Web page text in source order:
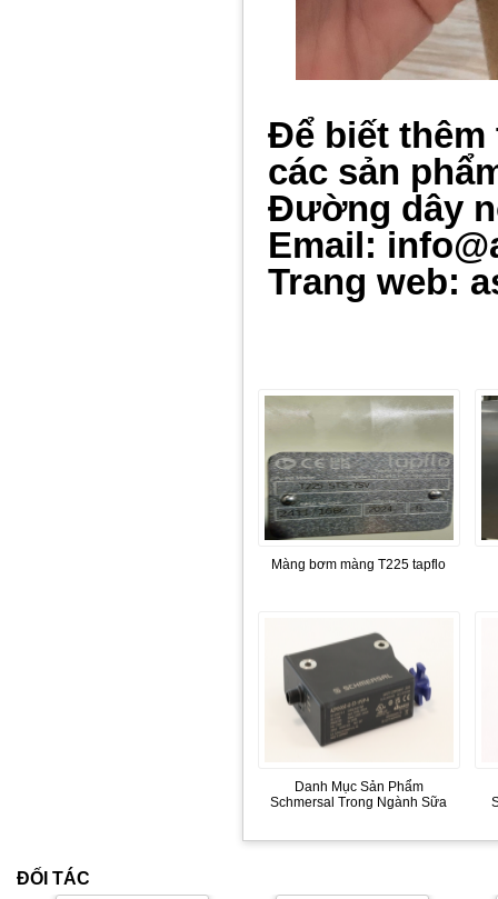
Để biết thêm
các sản
Đường dây
Email:
Trang web:
Màng bơm màng T225 tapflo
Danh Mục Sản Phẩm
Schmersal Trong Ngành Sữa
ĐỐI TÁC